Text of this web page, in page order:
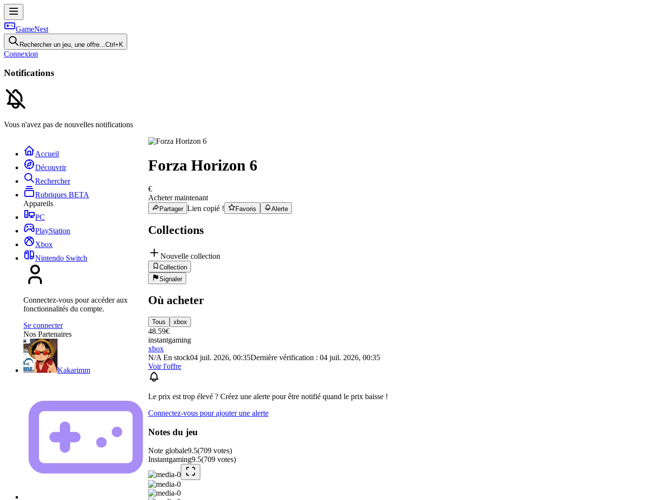
GameNest
Rechercher un jeu, une offre...Ctrl+K
Connexion
Notifications
Vous n'avez pas de nouvelles notifications
Accueil
Découvrir
Rechercher
Rubriques BETA
Appareils
PC
PlayStation
Xbox
Nintendo Switch
Connectez-vous pour accéder aux
fonctionnalités du compte.
Se connecter
Nos Partenaires
Kakarimm
Forza Horizon 6
€
Acheter maintenant
Partager Lien copié ! Favoris Alerte
Collections
Nouvelle collection
Collection
Signaler
Où acheter
Tous xbox
48.59€
instantgaming
xbox
N/A En stock04 juil. 2026, 00:35Dernière vérification : 04 juil. 2026, 00:35
Voir l'offre
Le prix est trop élevé ? Créez une alerte pour être notifié quand le prix baisse !
Connectez-vous pour ajouter une alerte
Notes du jeu
Note globale9.5(709 votes)
Instantgaming9.5(709 votes)